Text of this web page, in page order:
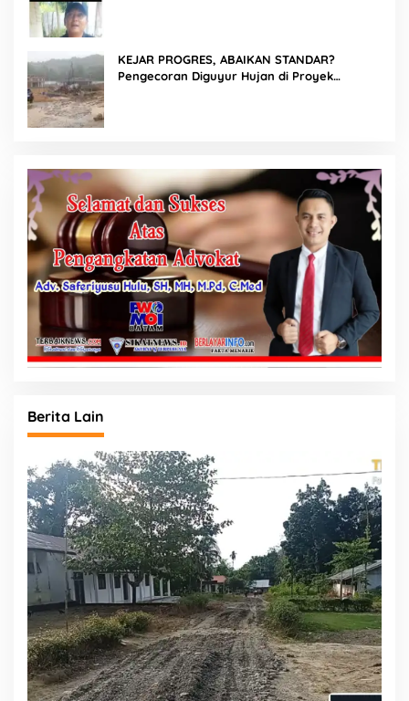
KEJAR PROGRES, ABAIKAN STANDAR?
Pengecoran Diguyur Hujan di Proyek
Berita Lain